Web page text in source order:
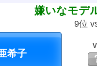
嫌いなモデ
9位